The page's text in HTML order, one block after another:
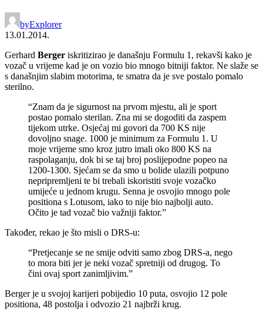
byExplorer
13.01.2014.
Gerhard Berger iskritizirao je današnju Formulu 1, rekavši kako je
vozač u vrijeme kad je on vozio bio mnogo bitniji faktor. Ne slaže se
s današnjim slabim motorima, te smatra da je sve postalo pomalo
sterilno.
“Znam da je sigurnost na prvom mjestu, ali je sport
postao pomalo sterilan. Zna mi se dogoditi da zaspem
tijekom utrke. Osjećaj mi govori da 700 KS nije
dovoljno snage. 1000 je minimum za Formulu 1. U
moje vrijeme smo kroz jutro imali oko 800 KS na
raspolaganju, dok bi se taj broj poslijepodne popeo na
1200-1300. Sjećam se da smo u bolide ulazili potpuno
nepripremljeni te bi trebali iskoristiti svoje vozačko
umijeće u jednom krugu. Senna je osvojio mnogo pole
positiona s Lotusom, iako to nije bio najbolji auto.
Očito je tad vozač bio važniji faktor.”
Također, rekao je što misli o DRS-u:
“Pretjecanje se ne smije odviti samo zbog DRS-a, nego
to mora biti jer je neki vozač spretniji od drugog. To
čini ovaj sport zanimljivim.”
Berger je u svojoj karijeri pobijedio 10 puta, osvojio 12 pole
positiona, 48 postolja i odvozio 21 najbrži krug.